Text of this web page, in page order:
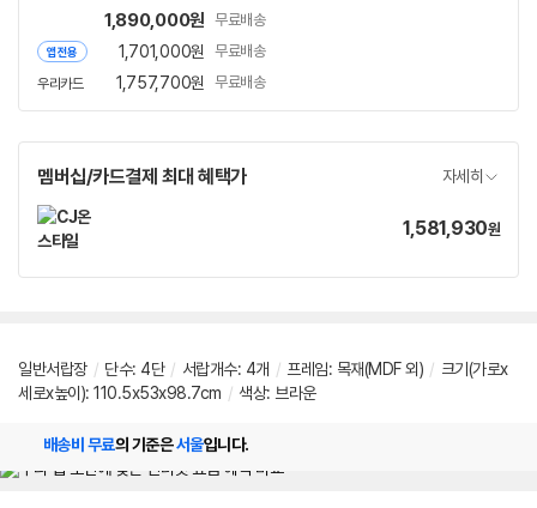
1,890,000원 무료배송
앱전용 1,701,000원 무료배송
우리카드 1,757,700원 무료배송
멤버십/카드결제 최대 혜택가 자세히
가1,581,930원
일반서랍장 / 단수: 4단 / 서랍개수: 4개 / 프레임: 목재(MDF 외) / 크기(가로x
세로x높이): 110.5x53x98.7cm / 색상: 브라운
배송비 무료의 기준은서울입니다.